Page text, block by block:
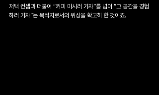
저택 컨셉과 더불어 “커피 마시러 가자”를 넘어 “그 공간을 경험
하러 가자”는 목적지로서의 위상을 확고히 한 것이죠.